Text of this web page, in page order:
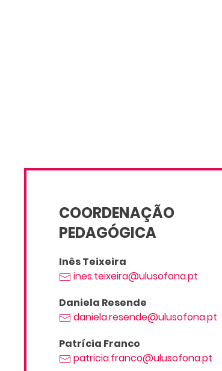
COORDENAÇÃO
PEDAGÓGICA
Inês Teixeira
ines.teixeira@ulusofona.pt
Daniela Resende
daniela.resende@ulusofona.pt
Patrícia Franco
patricia.franco@ulusofona.pt